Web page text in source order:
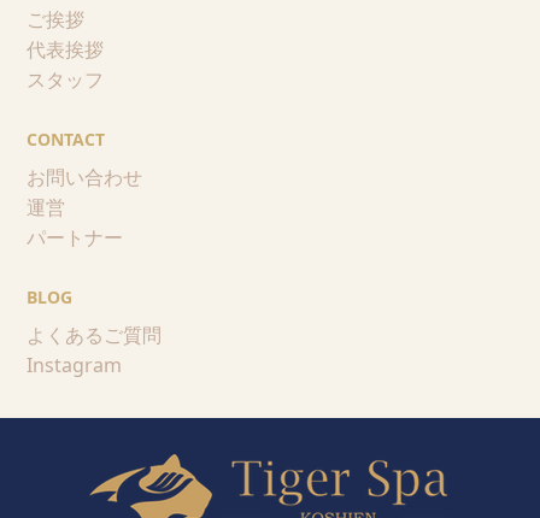
ご挨拶
代表挨拶
スタッフ
CONTACT
お問い合わせ
運営
パートナー
BLOG
よくあるご質問
Instagram